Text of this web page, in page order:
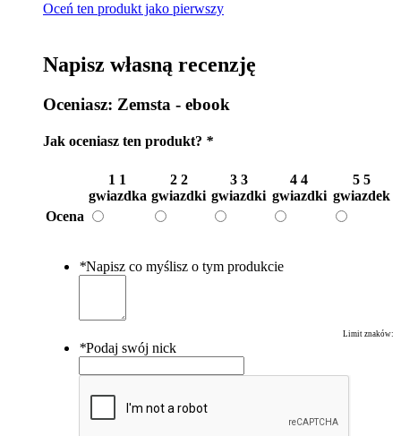
Oceń ten produkt jako pierwszy
Napisz własną recenzję
Oceniasz: Zemsta - ebook
Jak oceniasz ten produkt? *
1 1
gwiazdka
2 2
gwiazdki
3 3
gwiazdki
4 4
gwiazdki
5 5
gwiazdek
Ocena
*Napisz co myślisz o tym produkcie
Limit znaków:
*Podaj swój nick